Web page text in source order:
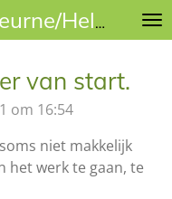
Kindbegeleiding Deurne/Helmond
van start.
om 16:54
niet makkelijk
het werk te gaan, te